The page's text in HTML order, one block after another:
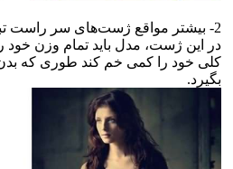
2- بیشتر مواقع ژست‌های سر راست
در این ژست، مدل باید تمام وزن خود
بگیرد.